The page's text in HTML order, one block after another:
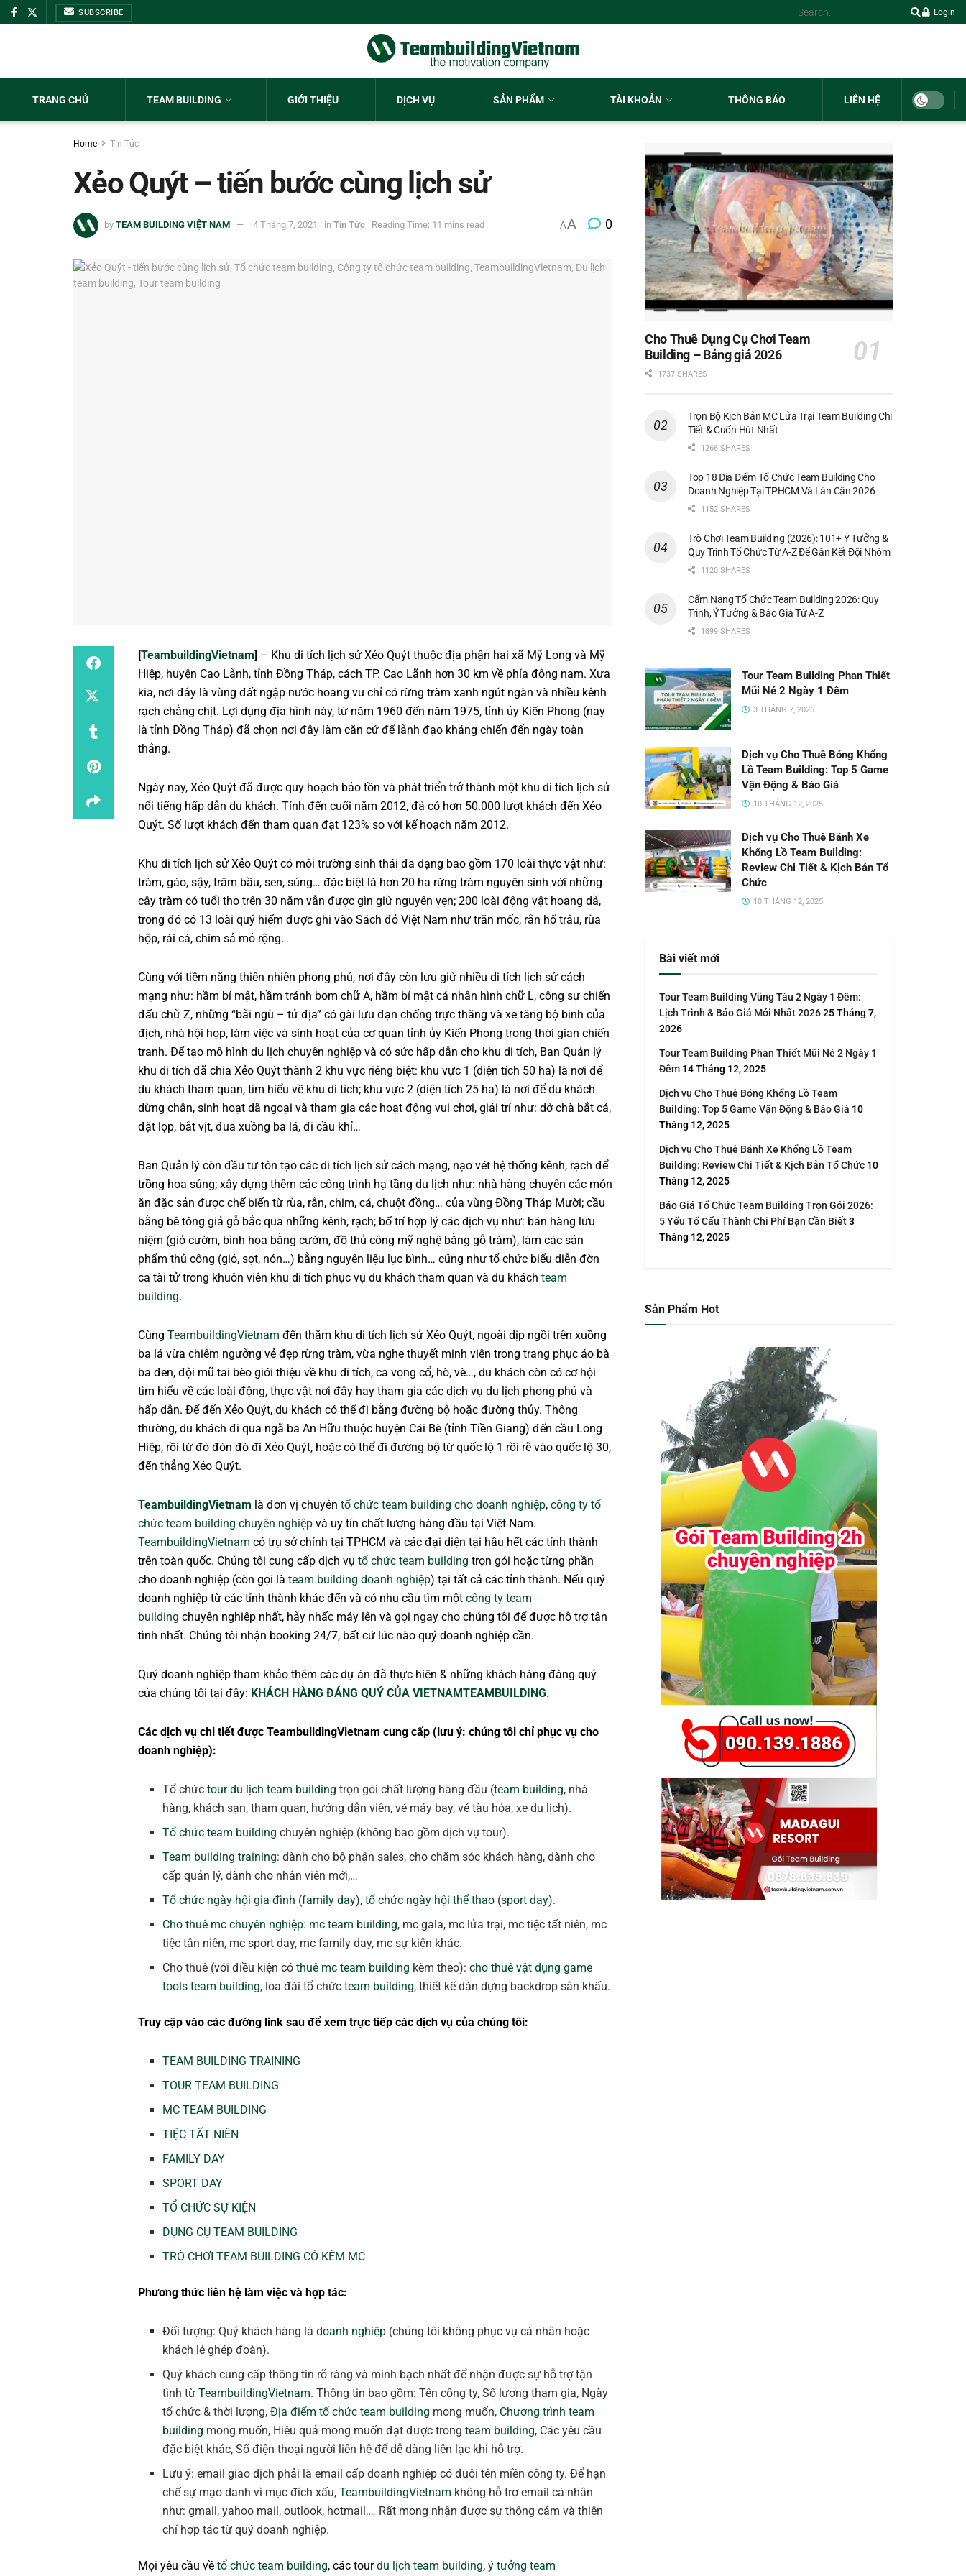
SUBSCRIBE Login
TRANG CHỦ TEAM BUILDING GIỚI THIỆU DỊCH VỤ SẢN PHẨM TÀI KHOẢN THÔNG BÁO LIÊN HỆ
Home Tin Tức
Xẻo Quýt – tiến bước cùng lịch sử
by TEAM BUILDING VIỆT NAM 4 Tháng 7, 2021 in Tin Tức Reading Time: 11 mins read AA 0
[TeambuildingVietnam] – Khu di tích lịch sử Xẻo Quýt thuộc địa phận hai xã Mỹ Long và Mỹ
Hiệp, huyện Cao Lãnh, tỉnh Đồng Tháp, cách TP. Cao Lãnh hơn 30 km về phía đông nam. Xưa
kia, nơi đây là vùng đất ngập nước hoang vu chỉ có rừng tràm xanh ngút ngàn và nhiều kênh
rạch chằng chịt. Lợi dụng địa hình này, từ năm 1960 đến năm 1975, tỉnh ủy Kiến Phong (nay
là tỉnh Đồng Tháp) đã chọn nơi đây làm căn cứ để lãnh đạo kháng chiến đến ngày toàn
thắng.
Ngày nay, Xẻo Quýt đã được quy hoạch bảo tồn và phát triển trở thành một khu di tích lịch sử
nổi tiếng hấp dẫn du khách. Tính đến cuối năm 2012, đã có hơn 50.000 lượt khách đến Xẻo
Quýt. Số lượt khách đến tham quan đạt 123% so với kế hoạch năm 2012.
Khu di tích lịch sử Xẻo Quýt có môi trường sinh thái đa dạng bao gồm 170 loài thực vật như:
tràm, gáo, sậy, trâm bầu, sen, súng… đặc biệt là hơn 20 ha rừng tràm nguyên sinh với những
cây tràm có tuổi thọ trên 30 năm vẫn được gìn giữ nguyên vẹn; 200 loài động vật hoang dã,
trong đó có 13 loài quý hiếm được ghi vào Sách đỏ Việt Nam như trăn mốc, rắn hổ trâu, rùa
hộp, rái cá, chim sả mỏ rộng…
Cùng với tiềm năng thiên nhiên phong phú, nơi đây còn lưu giữ nhiều di tích lịch sử cách
mạng như: hầm bí mật, hầm tránh bom chữ A, hầm bí mật cá nhân hình chữ L, công sự chiến
đấu chữ Z, những “bãi ngù – tử địa” có gài lựu đạn chống trực thăng và xe tăng bộ binh của
địch, nhà hội họp, làm việc và sinh hoạt của cơ quan tỉnh ủy Kiến Phong trong thời gian chiến
tranh. Để tạo mô hình du lịch chuyên nghiệp và có sức hấp dẫn cho khu di tích, Ban Quản lý
khu di tích đã chia Xẻo Quýt thành 2 khu vực riêng biệt: khu vực 1 (diện tích 50 ha) là nơi để
du khách tham quan, tìm hiểu về khu di tích; khu vực 2 (diện tích 25 ha) là nơi để du khách
dừng chân, sinh hoạt dã ngoại và tham gia các hoạt động vui chơi, giải trí như: dỡ chà bắt cá,
đặt lọp, bắt vịt, đua xuồng ba lá, đi cầu khỉ…
Ban Quản lý còn đầu tư tôn tạo các di tích lịch sử cách mạng, nạo vét hệ thống kênh, rạch để
trồng hoa súng; xây dựng thêm các công trình hạ tầng du lịch như: nhà hàng chuyên các món
ăn đặc sản được chế biến từ rùa, rắn, chim, cá, chuột đồng… của vùng Đồng Tháp Mười; cầu
bằng bê tông giả gỗ bắc qua những kênh, rạch; bố trí hợp lý các dịch vụ như: bán hàng lưu
niệm (giỏ cườm, bình hoa bằng cườm, đồ thủ công mỹ nghệ bằng gỗ tràm), làm các sản
phẩm thủ công (giỏ, sọt, nón…) bằng nguyên liệu lục bình… cũng như tổ chức biểu diễn đờn
ca tài tử trong khuôn viên khu di tích phục vụ du khách tham quan và du khách team
building.
Cùng TeambuildingVietnam đến thăm khu di tích lịch sử Xẻo Quýt, ngoài dịp ngồi trên xuồng
ba lá vừa chiêm ngưỡng vẻ đẹp rừng tràm, vừa nghe thuyết minh viên trong trang phục áo bà
ba đen, đội mũ tai bèo giới thiệu về khu di tích, ca vọng cổ, hò, vè…, du khách còn có cơ hội
tìm hiểu về các loài động, thực vật nơi đây hay tham gia các dịch vụ du lịch phong phú và
hấp dẫn. Để đến Xẻo Quýt, du khách có thể đi bằng đường bộ hoặc đường thủy. Thông
thường, du khách đi qua ngã ba An Hữu thuộc huyện Cái Bè (tỉnh Tiền Giang) đến cầu Long
Hiệp, rồi từ đó đón đò đi Xẻo Quýt, hoặc có thể đi đường bộ từ quốc lộ 1 rồi rẽ vào quốc lộ 30,
đến thẳng Xẻo Quýt.
TeambuildingVietnam là đơn vị chuyên tổ chức team building cho doanh nghiệp, công ty tổ
chức team building chuyên nghiệp và uy tín chất lượng hàng đầu tại Việt Nam.
TeambuildingVietnam có trụ sở chính tại TPHCM và các đại diện tại hầu hết các tỉnh thành
trên toàn quốc. Chúng tôi cung cấp dịch vụ tổ chức team building trọn gói hoặc từng phần
cho doanh nghiệp (còn gọi là team building doanh nghiệp) tại tất cả các tỉnh thành. Nếu quý
doanh nghiệp từ các tỉnh thành khác đến và có nhu cầu tìm một công ty team
building chuyên nghiệp nhất, hãy nhấc máy lên và gọi ngay cho chúng tôi để được hỗ trợ tận
tình nhất. Chúng tôi nhận booking 24/7, bất cứ lúc nào quý doanh nghiệp cần.
Quý doanh nghiệp tham khảo thêm các dự án đã thực hiện & những khách hàng đáng quý
của chúng tôi tại đây: KHÁCH HÀNG ĐÁNG QUÝ CỦA VIETNAMTEAMBUILDING.
Các dịch vụ chi tiết được TeambuildingVietnam cung cấp (lưu ý: chúng tôi chỉ phục vụ cho
doanh nghiệp):
Tổ chứctour du lịch team building trọn gói chất lượng hàng đầu (team building, nhà
hàng, khách sạn, tham quan, hướng dẫn viên, vé máy bay, vé tàu hỏa, xe du lịch).
Tổ chức team building chuyên nghiệp (không bao gồm dịch vụ tour).
Team building training: dành cho bộ phận sales, cho chăm sóc khách hàng, dành cho
cấp quản lý, dành cho nhân viên mới,…
Tổ chức ngày hội gia đình (family day),tổ chức ngày hội thể thao (sport day).
Cho thuê mc chuyên nghiệp: mc team building, mc gala, mc lửa trại, mc tiệc tất niên, mc
tiệc tân niên, mc sport day, mc family day, mc sự kiện khác.
Cho thuê (với điều kiện cóthuê mc team building kèm theo):cho thuê vật dụng game
tools team building, loa đài tổ chứcteam building, thiết kế dàn dựng backdrop sân khấu.
Truy cập vào các đường link sau để xem trực tiếp các dịch vụ của chúng tôi:
TEAM BUILDING TRAINING
TOUR TEAM BUILDING
MC TEAM BUILDING
TIỆC TẤT NIÊN
FAMILY DAY
SPORT DAY
TỔ CHỨC SỰ KIỆN
DỤNG CỤ TEAM BUILDING
TRÒ CHƠI TEAM BUILDING CÓ KÈM MC
Phương thức liên hệ làm việc và hợp tác:
Đối tượng: Quý khách hàng làdoanh nghiệp (chúng tôi không phục vụ cá nhân hoặc
khách lẻ ghép đoàn).
Quý khách cung cấp thông tin rõ ràng và minh bạch nhất để nhận được sự hỗ trợ tận
tình từTeambuildingVietnam. Thông tin bao gồm: Tên công ty, Số lượng tham gia, Ngày
tổ chức & thời lượng,Địa điểm tổ chức team building mong muốn, Chương trình team
building mong muốn, Hiệu quả mong muốn đạt được trongteam building, Các yêu cầu
đặc biệt khác, Số điện thoại người liên hệ để dễ dàng liên lạc khi hỗ trợ.
Lưu ý: email giao dịch phải là email cấp doanh nghiệp có đuôi tên miền công ty. Để hạn
chế sự mạo danh vì mục đích xấu,TeambuildingVietnam không hỗ trợ email cá nhân
như: gmail, yahoo mail, outlook, hotmail,… Rất mong nhận được sự thông cảm và thiện
chí hợp tác từ quý doanh nghiệp.
Mọi yêu cầu về tổ chức team building, các tourdu lịch team building, ý tưởng team
Cho Thuê Dụng Cụ Chơi Team
Building – Bảng giá 2026
1737 SHARES
Trọn Bộ Kịch Bản MC Lửa Trại Team Building Chi
Tiết & Cuốn Hút Nhất
1266 SHARES
Top 18 Địa Điểm Tổ Chức Team Building Cho
Doanh Nghiệp Tại TPHCM Và Lân Cận 2026
1152 SHARES
Trò Chơi Team Building (2026): 101+ Ý Tưởng &
Quy Trình Tổ Chức Từ A-Z Để Gắn Kết Đội Nhóm
1120 SHARES
Cẩm Nang Tổ Chức Team Building 2026: Quy
Trình, Ý Tưởng & Báo Giá Từ A-Z
1899 SHARES
Tour Team Building Phan Thiết
Mũi Né 2 Ngày 1 Đêm
3 THÁNG 7, 2026
Dịch vụ Cho Thuê Bóng Khổng
Lồ Team Building: Top 5 Game
Vận Động & Báo Giá
10 THÁNG 12, 2025
Dịch vụ Cho Thuê Bánh Xe
Khổng Lồ Team Building:
Review Chi Tiết & Kịch Bản Tổ
Chức
10 THÁNG 12, 2025
Bài viết mới
Tour Team Building Vũng Tàu 2 Ngày 1 Đêm:
Lịch Trình & Báo Giá Mới Nhất 202625 Tháng 7,
2026
Tour Team Building Phan Thiết Mũi Né 2 Ngày 1
Đêm 14 Tháng 12, 2025
Dịch vụ Cho Thuê Bóng Khổng Lồ Team
Building: Top 5 Game Vận Động & Báo Giá 10
Tháng 12, 2025
Dịch vụ Cho Thuê Bánh Xe Khổng Lồ Team
Building: Review Chi Tiết & Kịch Bản Tổ Chức 10
Tháng 12, 2025
Báo Giá Tổ Chức Team Building Trọn Gói 2026:
5 Yếu Tố Cấu Thành Chi Phí Bạn Cần Biết3
Tháng 12, 2025
Sản Phẩm Hot